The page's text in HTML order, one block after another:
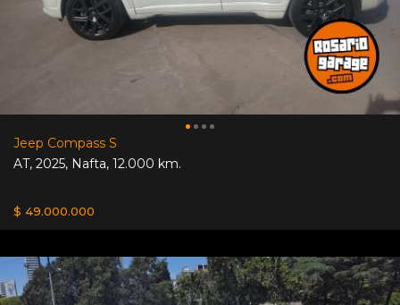
Jeep Compass S
AT, 2025, Nafta, 12.000 km.
$ 49.000.000